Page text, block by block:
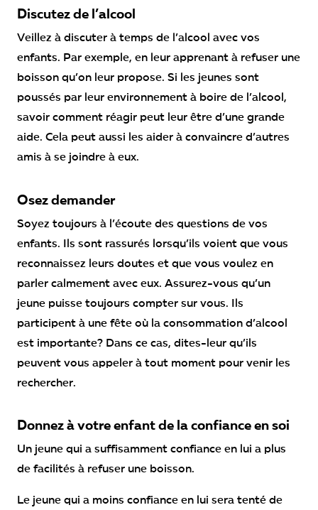
Discutez de l’alcool
Veillez à discuter à temps de l’alcool avec vos
enfants. Par exemple, en leur apprenant à refuser une
boisson qu’on leur propose. Si les jeunes sont
poussés par leur environnement à boire de l’alcool,
savoir comment réagir peut leur être d’une grande
aide. Cela peut aussi les aider à convaincre d’autres
amis à se joindre à eux.
Osez demander
Soyez toujours à l’écoute des questions de vos
enfants. Ils sont rassurés lorsqu’ils voient que vous
reconnaissez leurs doutes et que vous voulez en
parler calmement avec eux. Assurez-vous qu’un
jeune puisse toujours compter sur vous. Ils
participent à une fête où la consommation d’alcool
est importante? Dans ce cas, dites-leur qu’ils
peuvent vous appeler à tout moment pour venir les
rechercher.
Donnez à votre enfant de la confiance en soi
Un jeune qui a suffisamment confiance en lui a plus
de facilités à refuser une boisson.
Le jeune qui a moins confiance en lui sera tenté de